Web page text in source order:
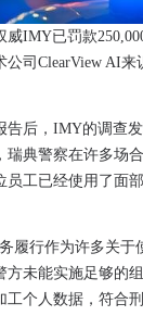
威IMY已罚款
司ClearView AI来
告后，IMY的调查
瑞典警察在许多场
员工已经使用了面
履行作为许多关于
方未能实施足够的
工个人数据，符合